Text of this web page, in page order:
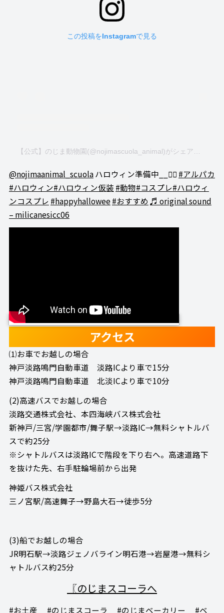
この投稿をInstagramで見る
@nojimaanimal_scuolaハロウィン準備中__✍🏻 #アルパカ
#ハロウィン#ハロウィン仮装 #動物#コスプレ#ハロウィ
ンコスプレ #happyhallowee#おすすめ ♬ original sound
– milicanesicc06
アクセス
⑴お車でお越しの場合
神戸淡路鳴門自動車道 淡路ICより車で15分
神戸淡路鳴門自動車道 北淡ICより車で10分
(2)高速バスでお越しの場合
淡路交通株式会社、本四海峡バス株式会社
新神戸/三宮/学園都市/舞子駅→淡路IC→無料シャトルバ
スで約25分
※シャトルバスは淡路ICで階段を下り右へ。高速道路下
を抜けた先、右手駐輪場前から出発
神姫バス株式会社
三ノ宮駅/高速舞子→野島大石→徒歩5分
(3)船でお越しの場合
JR明石駅→淡路ジェノバライン明石港→岩屋港→無料シ
ャトルバス約25分
〖のじまスコーラへ
#お土産 #のじまスコーラ #のじまベーカリー
#ベ